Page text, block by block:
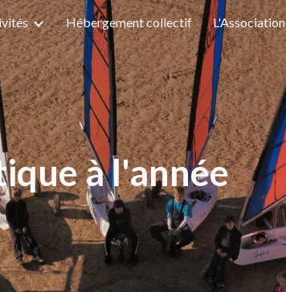
Skip to navigation
Hébergement collectif L'Association
à l'année